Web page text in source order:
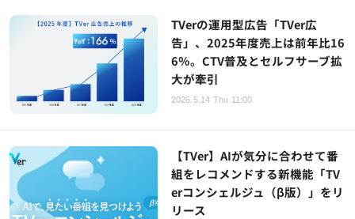
TVerの運用型広告「TVer広
告」、2025年度売上は前年比16
6％。CTV普及とセルフサーブ拡
大が牽引
2026.5.14 Thu 11:00
【TVer】AIが気分に合わせて番
組をレコメンドする新機能「TV
erコンシェルジュ（β版）」をリ
リース